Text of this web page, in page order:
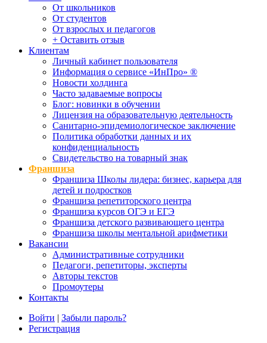
От школьников
От студентов
От взрослых и педагогов
+ Оставить отзыв
Клиентам
Личный кабинет пользователя
Информация о сервисе «ИнПро» ®
Новости холдинга
Часто задаваемые вопросы
Блог: новинки в обучении
Лицензия на образовательную деятельность
Санитарно-эпидемиологическое заключение
Политика обработки данных и их
конфиденциальность
Свидетельство на товарный знак
Франшиза
Франшиза Школы лидера: бизнес, карьера для
детей и подростков
Франшиза репетиторского центра
Франшиза курсов ОГЭ и ЕГЭ
Франшиза детского развивающего центра
Франшиза школы ментальной арифметики
Вакансии
Административные сотрудники
Педагоги, репетиторы, эксперты
Авторы текстов
Промоутеры
Контакты
Войти | Забыли пароль?
Регистрация